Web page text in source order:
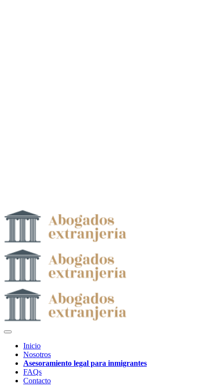
Inicio
Nosotros
Asesoramiento legal para inmigrantes
FAQs
Contacto